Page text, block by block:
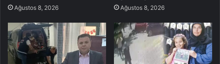
Ağustos 8, 2026 Ağustos 8, 2026